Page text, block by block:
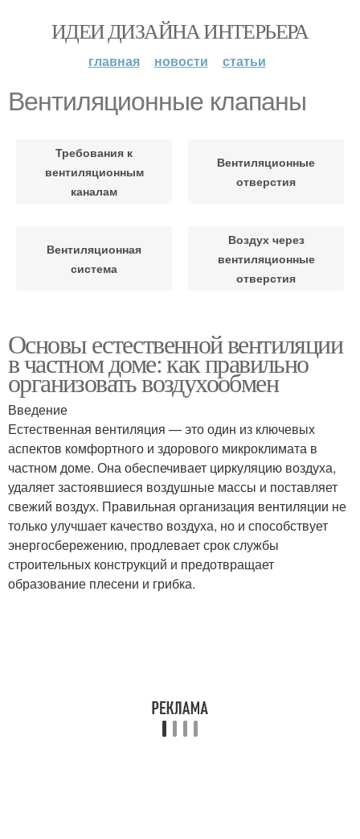
ИДЕИ ДИЗАЙНА ИНТЕРЬЕРА
главная новости статьи
Вентиляционные клапаны
Требования к
вентиляционным
каналам
Вентиляционные
отверстия
Вентиляционная
система
Воздух через
вентиляционные
отверстия
Основы естественной вентиляции
в частном доме: как правильно
организовать воздухообмен
Введение
Естественная вентиляция — это один из ключевых
аспектов комфортного и здорового микроклимата в
частном доме. Она обеспечивает циркуляцию воздуха,
удаляет застоявшиеся воздушные массы и поставляет
свежий воздух. Правильная организация вентиляции не
только улучшает качество воздуха, но и способствует
энергосбережению, продлевает срок службы
строительных конструкций и предотвращает
образование плесени и грибка.